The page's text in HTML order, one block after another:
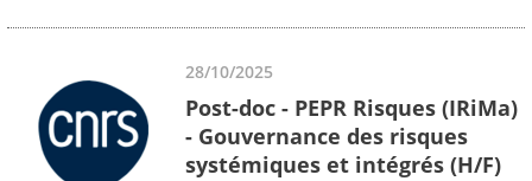
28/10/2025
Post-doc - PEPR Risques (IRiMa)
- Gouvernance des risques
systémiques et intégrés (H/F)